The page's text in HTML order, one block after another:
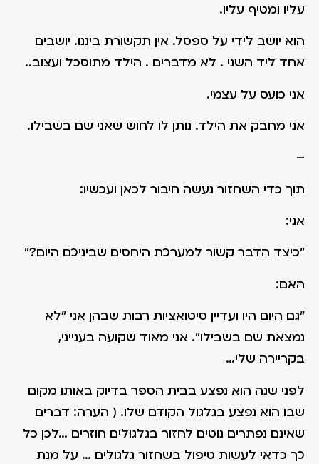
עליו ומטיף עליו.
הוא יושב לידי על ספסל. אין תקשורת ביננו. יושבים
אחד ליד השני . לא מדברים . הילד מתוסכל ועצוב..
אני כועס על עצמי.
אני מחבק את הילד. נותן לו לחוש שאני שם בשבילו.
–
תוך כדי השחזור נעשה חיבור לכאן ועכשיו:
אני:
"כיצד הדבר קשור למערכת היחסים שביניכם היום?"
האם:
"גם היום היו ועדיין סיטואציות רבות שבהן אני "לא
נמצאת שם בשבילו". אני מאוד שקועה בענייני,
בקריירה שלי…
לפני שנה הוא נפצע בבית הספר בדיוק באותו מקום
שבו הוא נפצע בגלגול הקודם שלו. ( הערה: דברים
שאינם נפתרים נוטים לחזור בגלגולים חוזרים …לכן כל
כך כדאי לעשות טיפול בשחזור גלגולים … על מנת